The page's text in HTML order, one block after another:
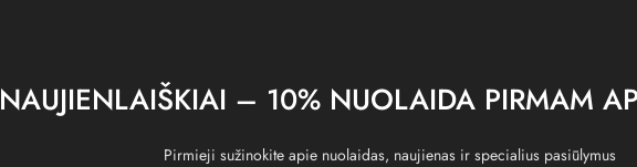
NAUJIENLAIŠKIAI – 10% NUOLAIDA PIRMAM
Pirmieji sužinokite apie nuolaidas, naujienas ir specialius pasiūlymus